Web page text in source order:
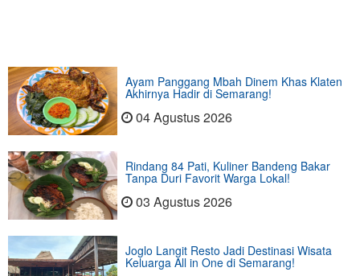
Ayam Panggang Mbah Dinem Khas Klaten
Akhirnya Hadir di Semarang!
04 Agustus 2026
Rindang 84 Pati, Kuliner Bandeng Bakar
Tanpa Duri Favorit Warga Lokal!
03 Agustus 2026
Joglo Langit Resto Jadi Destinasi Wisata
Keluarga All in One di Semarang!